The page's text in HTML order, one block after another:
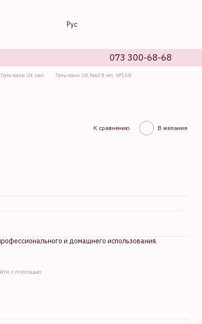
Рус
073 300-68-68
Гель-лаки Uk nail Гель-лаки UK.Nail 8 мл, №168
К сравнению В желания
и домашнего использования.
с помощью